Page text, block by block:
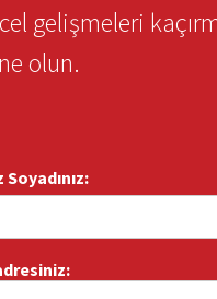
gelişmeleri
olun.
Soyadınız: